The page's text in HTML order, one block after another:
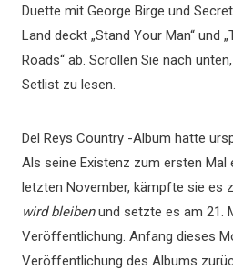
Duette mit George Birge und
Land deckt „Stand Your Man“ und
Roads“ ab. Scrollen Sie nach
Setlist zu lesen.
Del Reys Country -Album hatte
Als seine Existenz zum ersten Mal
letzten November, kämpfte sie es
wird bleibenund setzte es am 21.
Veröffentlichung. Anfang dieses
Veröffentlichung des Albums